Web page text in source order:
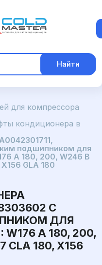
Найти
для компрессора
кондиционера в
подшипником для
A 180, 200, W246 B
GLA 180
С
ДЛЯ
W176 A 180, 200,
CLA 180, X156